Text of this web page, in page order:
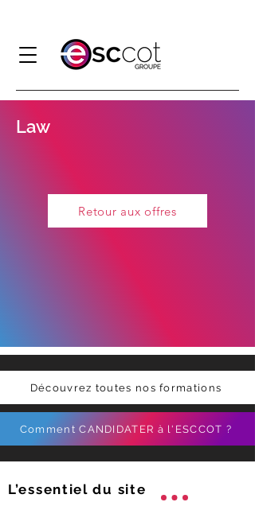
Law
Retour aux offres
Découvrez toutes nos formations
Comment CANDIDATER à l'ESCCOT ?
L’essentiel du site